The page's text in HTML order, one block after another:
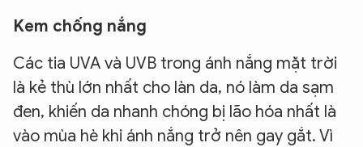
Kem chống nắng
Các tia UVA và UVB trong ánh nắng mặt trời
là kẻ thù lớn nhất cho làn da, nó làm da sạm
đen, khiến da nhanh chóng bị lão hóa nhất là
vào mùa hè khi ánh nắng trở nên gay gắt. Vì